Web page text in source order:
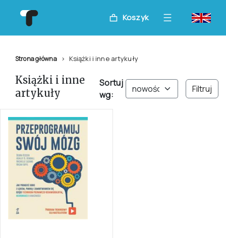
Koszyk
Strona główna Książki i inne artykuły
Książki i inne
artykuły
Sortuj
wg:
Filtruj